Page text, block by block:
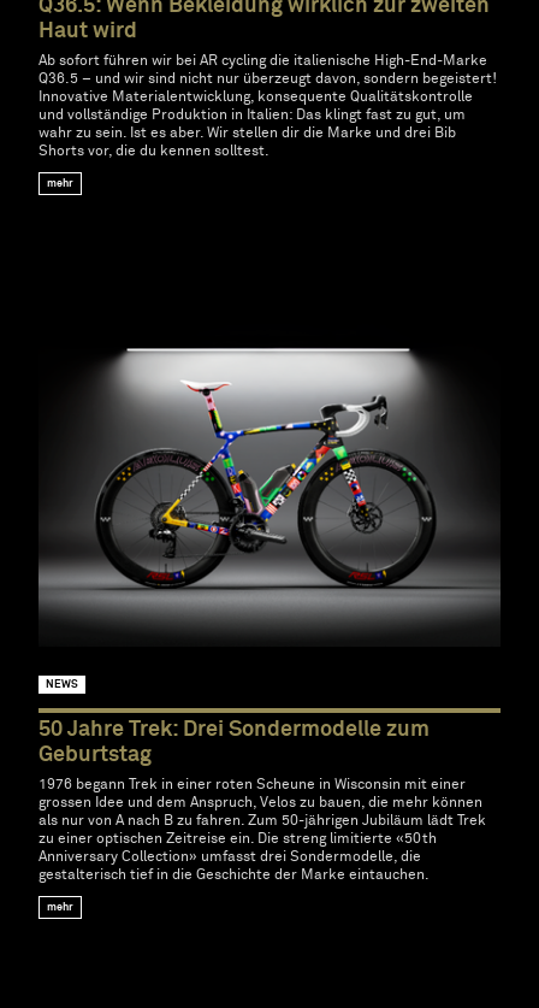
Q36.5: Wenn Bekleidung wirklich zur zweiten
Haut wird
Ab sofort führen wir bei AR cycling die italienische High-End-Marke
Q36.5 – und wir sind nicht nur überzeugt davon, sondern begeistert!
Innovative Materialentwicklung, konsequente Qualitätskontrolle
und vollständige Produktion in Italien: Das klingt fast zu gut, um
wahr zu sein. Ist es aber. Wir stellen dir die Marke und drei Bib
Shorts vor, die du kennen solltest.
mehr
NEWS
50 Jahre Trek: Drei Sondermodelle zum
Geburtstag
1976 begann Trek in einer roten Scheune in Wisconsin mit einer
grossen Idee und dem Anspruch, Velos zu bauen, die mehr können
als nur von A nach B zu fahren. Zum 50-jährigen Jubiläum lädt Trek
zu einer optischen Zeitreise ein. Die streng limitierte «50th
Anniversary Collection» umfasst drei Sondermodelle, die
gestalterisch tief in die Geschichte der Marke eintauchen.
mehr